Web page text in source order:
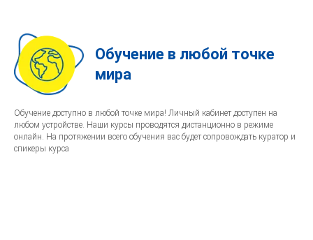
Обучение в любой точке
мира
Обучение доступно в любой точке мира! Личный кабинет доступен на
любом устройстве. Наши курсы проводятся дистанционно в режиме
онлайн. На протяжении всего обучения вас будет сопровождать куратор и
спикеры курса